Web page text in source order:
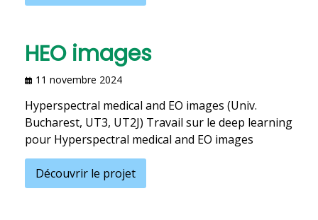
HEO images
11 novembre 2024
Hyperspectral medical and EO images (Univ.
Bucharest, UT3, UT2J) Travail sur le deep learning
pour Hyperspectral medical and EO images
Découvrir le projet